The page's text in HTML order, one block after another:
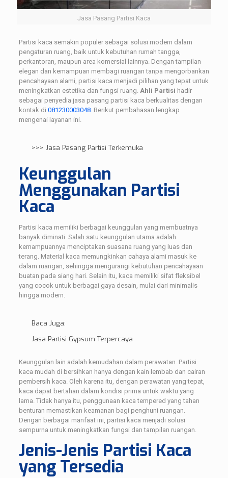
Jasa Pasang Partisi Kaca
Partisi kaca semakin populer sebagai solusi modern dalam
pengaturan ruang, baik untuk kebutuhan rumah tangga,
perkantoran, maupun area komersial lainnya. Dengan tampilan
elegan dan kemampuan membagi ruangan tanpa mengorbankan
pencahayaan alami, partisi kaca menjadi pilihan yang tepat untuk
meningkatkan estetika dan fungsi ruang. Ahli Partisi hadir
sebagai penyedia jasa pasang partisi kaca berkualitas dengan
kontak di 081230003048. Berikut pembahasan lengkap
mengenai layanan ini.
>>> Jasa Pasang Partisi Terkemuka
Keunggulan
Menggunakan Partisi
Kaca
Partisi kaca memiliki berbagai keunggulan yang membuatnya
banyak diminati. Salah satu keunggulan utama adalah
kemampuannya menciptakan suasana ruang yang luas dan
terang. Material kaca memungkinkan cahaya alami masuk ke
dalam ruangan, sehingga mengurangi kebutuhan pencahayaan
buatan pada siang hari. Selain itu, kaca memiliki sifat fleksibel
yang cocok untuk berbagai gaya desain, mulai dari minimalis
hingga modern.
Baca Juga:
Jasa Partisi Gypsum Terpercaya
Keunggulan lain adalah kemudahan dalam perawatan. Partisi
kaca mudah di bersihkan hanya dengan kain lembab dan cairan
pembersih kaca. Oleh karena itu, dengan perawatan yang tepat,
kaca dapat bertahan dalam kondisi prima untuk waktu yang
lama. Tidak hanya itu, penggunaan kaca tempered yang tahan
benturan memastikan keamanan bagi penghuni ruangan.
Dengan berbagai manfaat ini, partisi kaca menjadi solusi
sempurna untuk meningkatkan fungsi dan tampilan ruangan.
Jenis-Jenis Partisi Kaca
yang Tersedia